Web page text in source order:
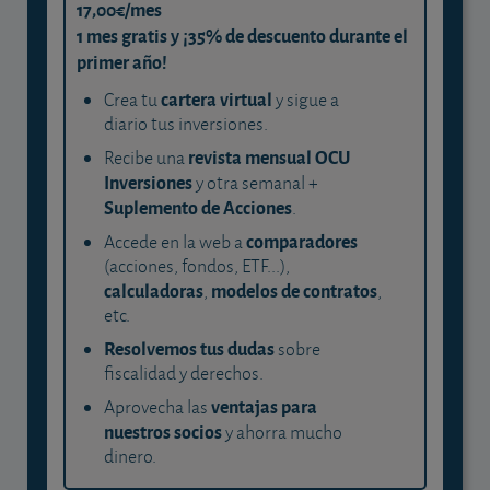
17,00€/mes
1 mes gratis y ¡35% de descuento durante el
primer año!
Crea tucartera virtualy sigue a
diario tus inversiones.
Recibe unarevista mensual OCU
Inversionesy otra semanal +
Suplemento de Acciones.
Accede en la web acomparadores
(acciones, fondos, ETF...),
calculadoras, modelos de contratos,
etc.
Resolvemos tus dudassobre
fiscalidad y derechos.
Aprovecha lasventajas para
nuestros sociosy ahorra mucho
dinero.